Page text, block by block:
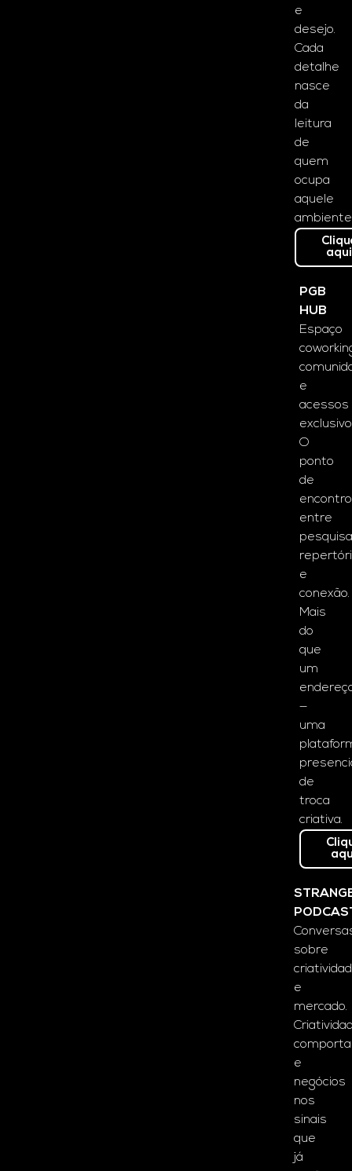
e
desejo.
Cada
detalhe
nasce
da
leitura
de
quem
ocupa
aquele
aqui
PGB
HUB
Espaço
e
acessos
O
ponto
de
encontro
entre
e
conexão.
Mais
do
que
um
—
uma
de
troca
criativa.
sobre
e
mercado.
e
negócios
nos
sinais
que
já